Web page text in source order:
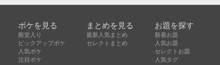
ボケを見る
殿堂入り
ピックアップボケ
人気ボケ
注目ボケ
まとめを見る
最新人気まとめ
セレクトまとめ
お題を探す
新着お題
人気お題
セレクトお題
人気タグ